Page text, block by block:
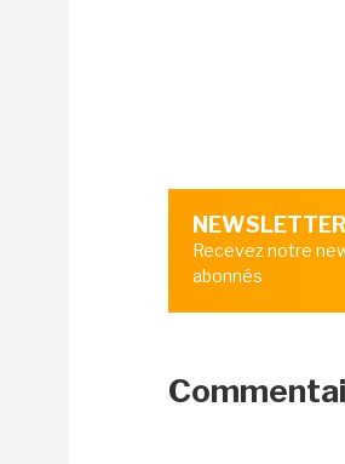
NEWSLETTER
Recevez notre
abonnés